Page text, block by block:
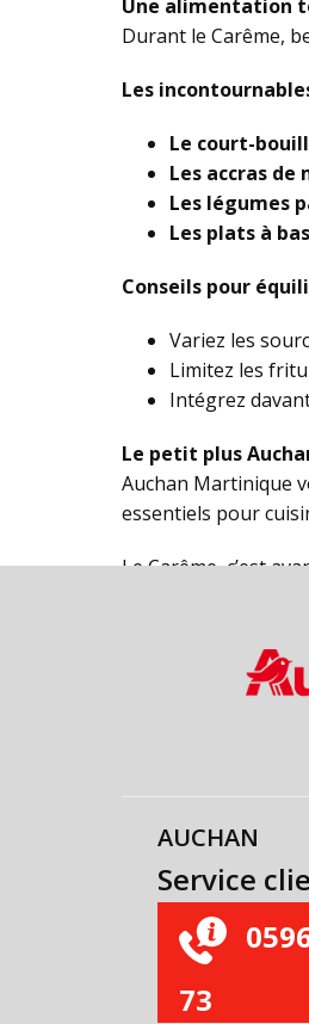
Une alimentation
Durant le Carême,
Les
Le court-
Les accras de
Les légumes
Les plats à
Conseils pour
Variez les
Limitez les
Intégrez
Le petit plus
Auchan Martinique
essentiels pour
Le Carême, c’est
AUCHAN
Service
73